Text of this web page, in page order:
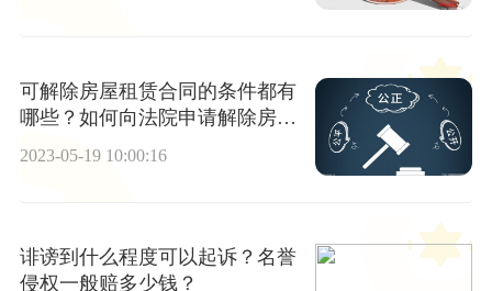
可解除房屋租赁合同的条件都有
哪些？如何向法院申请解除房屋
2023-05-19 10:00:16
诽谤到什么程度可以起诉？名誉
侵权一般赔多少钱？